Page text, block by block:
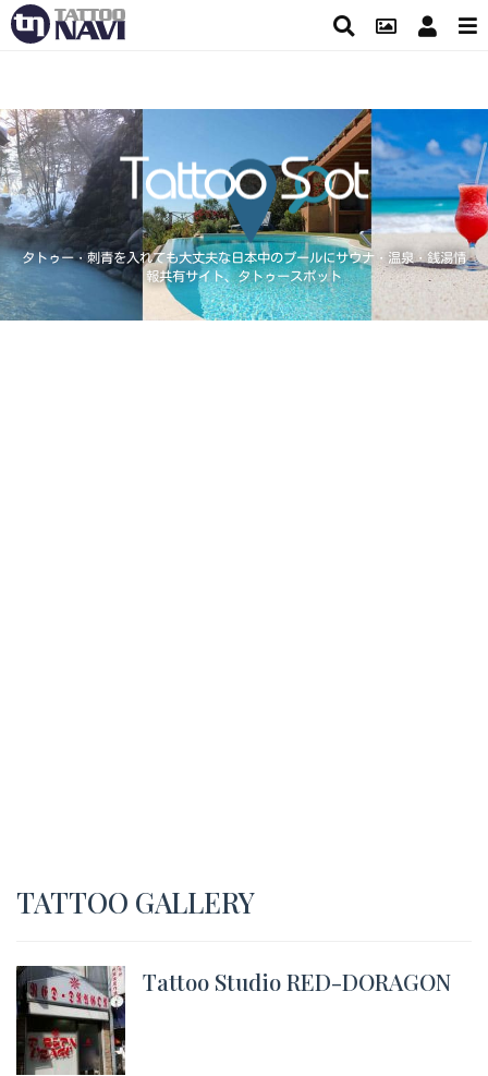
タトゥー・刺青を入れても大丈夫な日本中のプールにサウナ・温泉・銭湯情
報共有サイト、タトゥースポット
TATTOO GALLERY
Tattoo Studio RED-DORAGON